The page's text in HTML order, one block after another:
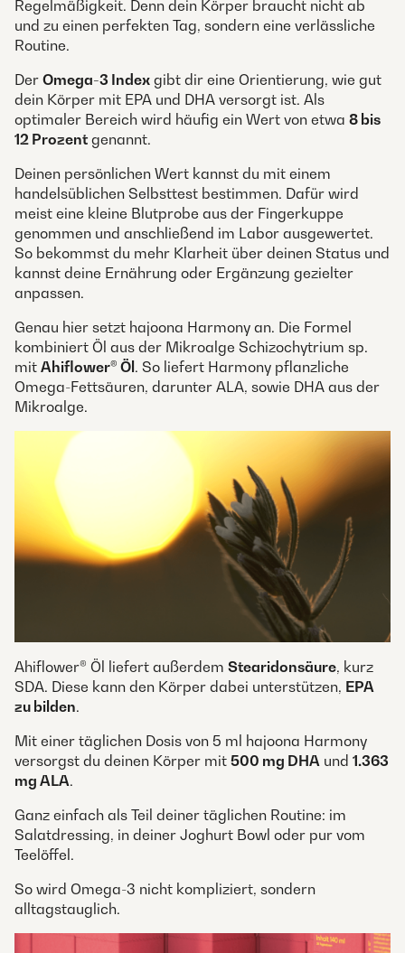
Regelmäßigkeit. Denn dein Körper braucht nicht ab
und zu einen perfekten Tag, sondern eine verlässliche
Routine.
Der Omega-3 Index gibt dir eine Orientierung, wie gut
dein Körper mit EPA und DHA versorgt ist. Als
optimaler Bereich wird häufig ein Wert von etwa 8 bis
12 Prozent genannt.
Deinen persönlichen Wert kannst du mit einem
handelsüblichen Selbsttest bestimmen. Dafür wird
meist eine kleine Blutprobe aus der Fingerkuppe
genommen und anschließend im Labor ausgewertet.
So bekommst du mehr Klarheit über deinen Status und
kannst deine Ernährung oder Ergänzung gezielter
anpassen.
Genau hier setzt hajoona Harmony an. Die Formel
kombiniert Öl aus der Mikroalge Schizochytrium sp.
mit Ahiflower® Öl. So liefert Harmony pflanzliche
Omega-Fettsäuren, darunter ALA, sowie DHA aus der
Mikroalge.
Ahiflower® Öl liefert außerdem Stearidonsäure, kurz
SDA. Diese kann den Körper dabei unterstützen, EPA
zu bilden.
Mit einer täglichen Dosis von 5 ml hajoona Harmony
versorgst du deinen Körper mit 500 mg DHA und 1.363
mg ALA.
Ganz einfach als Teil deiner täglichen Routine: im
Salatdressing, in deiner Joghurt Bowl oder pur vom
Teelöffel.
So wird Omega-3 nicht kompliziert, sondern
alltagstauglich.